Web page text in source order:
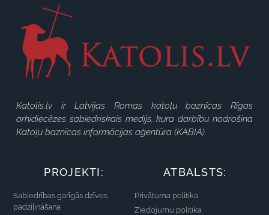
Katolis.lv ir Latvijas Romas katoļu baznīcas Rīgas
arhidiecēzes sabiedriskais medijs, kura darbību nodrošina
Katoļu baznīcas informācijas aģentūra (KABIA).
PROJEKTI:
Sabiedrības garīgās dzīves
padziļināšana
ATBALSTS:
Privātuma politika
Ziedojumu politika